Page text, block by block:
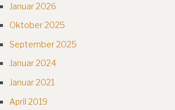
Januar 2026
Oktober 2025
September 2025
Januar 2024
Januar 2021
April 2019